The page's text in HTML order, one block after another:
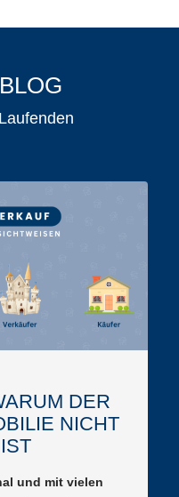
DER
NICHT
und mit vielen